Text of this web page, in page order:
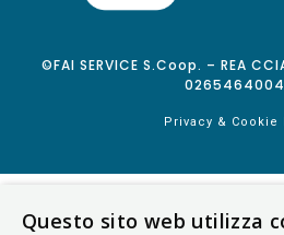
©FAI SERVICE S.Coop. – REA
Privacy & Cookie
Questo sito web utilizza